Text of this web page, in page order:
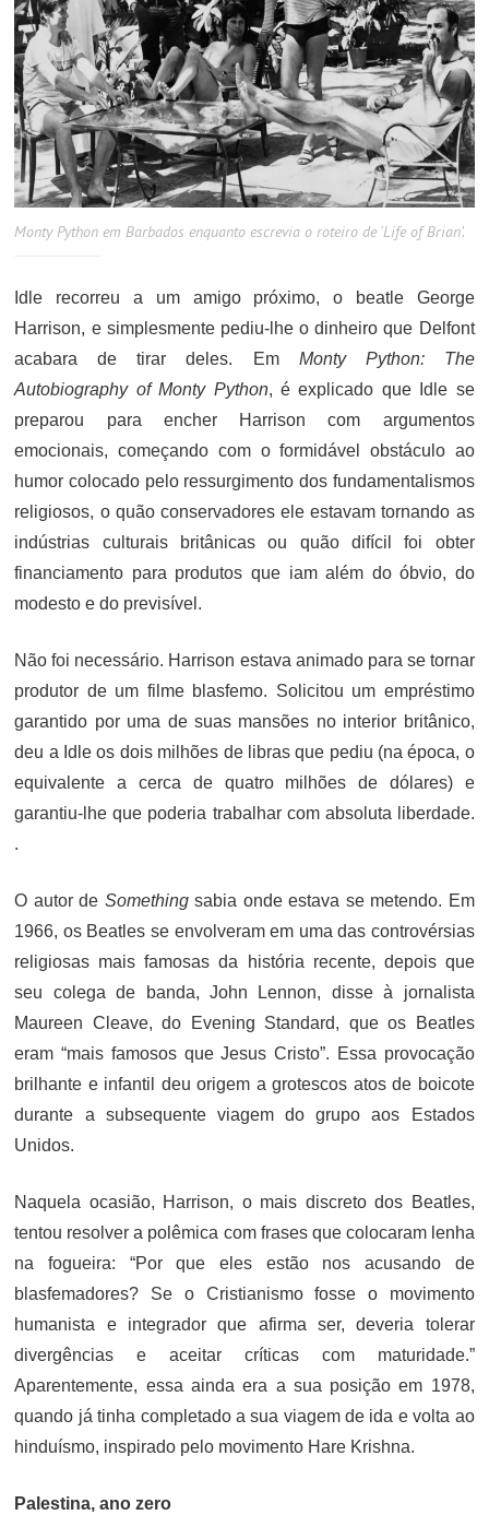
Monty Python em Barbados enquanto escrevia o roteiro de ‘Life of Brian’.
Idle recorreu a um amigo próximo, o beatle George
Harrison, e simplesmente pediu-lhe o dinheiro que Delfont
acabara de tirar deles. Em Monty Python: The
Autobiography of Monty Python, é explicado que Idle se
preparou para encher Harrison com argumentos
emocionais, começando com o formidável obstáculo ao
humor colocado pelo ressurgimento dos fundamentalismos
religiosos, o quão conservadores ele estavam tornando as
indústrias culturais britânicas ou quão difícil foi obter
financiamento para produtos que iam além do óbvio, do
modesto e do previsível.
Não foi necessário. Harrison estava animado para se tornar
produtor de um filme blasfemo. Solicitou um empréstimo
garantido por uma de suas mansões no interior britânico,
deu a Idle os dois milhões de libras que pediu (na época, o
equivalente a cerca de quatro milhões de dólares) e
garantiu-lhe que poderia trabalhar com absoluta liberdade.
.
O autor de Somethingsabia onde estava se metendo. Em
1966, os Beatles se envolveram em uma das controvérsias
religiosas mais famosas da história recente, depois que
seu colega de banda, John Lennon, disse à jornalista
Maureen Cleave, do Evening Standard, que os Beatles
eram “mais famosos que Jesus Cristo”. Essa provocação
brilhante e infantil deu origem a grotescos atos de boicote
durante a subsequente viagem do grupo aos Estados
Unidos.
Naquela ocasião, Harrison, o mais discreto dos Beatles,
tentou resolver a polêmica com frases que colocaram lenha
na fogueira: “Por que eles estão nos acusando de
blasfemadores? Se o Cristianismo fosse o movimento
humanista e integrador que afirma ser, deveria tolerar
divergências e aceitar críticas com maturidade.”
Aparentemente, essa ainda era a sua posição em 1978,
quando já tinha completado a sua viagem de ida e volta ao
hinduísmo, inspirado pelo movimento Hare Krishna.
Palestina, ano zero